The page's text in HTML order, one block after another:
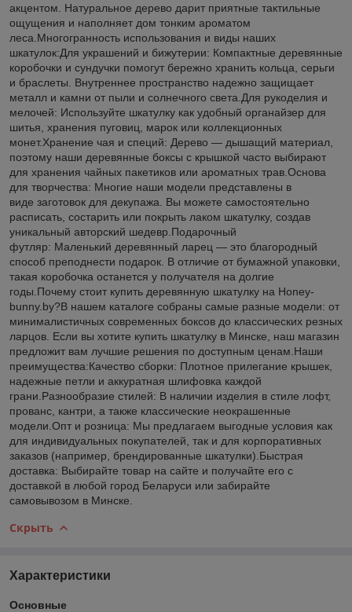
акцентом. Натуральное дерево дарит приятные тактильные
ощущения и наполняет дом тонким ароматом
леса.Многогранность использования и виды наших
шкатулок:Для украшений и бижутерии: Компактные деревянные
коробочки и сундучки помогут бережно хранить кольца, серьги
и браслеты. Внутреннее пространство надежно защищает
металл и камни от пыли и солнечного света.Для рукоделия и
мелочей: Используйте шкатулку как удобный органайзер для
шитья, хранения пуговиц, марок или коллекционных
монет.Хранение чая и специй: Дерево — дышащий материал,
поэтому наши деревянные боксы с крышкой часто выбирают
для хранения чайных пакетиков или ароматных трав.Основа
для творчества: Многие наши модели представлены в
виде заготовок для декупажа. Вы можете самостоятельно
расписать, состарить или покрыть лаком шкатулку, создав
уникальный авторский шедевр.Подарочный
футляр: Маленький деревянный ларец — это благородный
способ преподнести подарок. В отличие от бумажной упаковки,
такая коробочка останется у получателя на долгие
годы.Почему стоит купить деревянную шкатулку на Honey-
bunny.by?В нашем каталоге собраны самые разные модели: от
минималистичных современных боксов до классических резных
ларцов. Если вы хотите купить шкатулку в Минске, наш магазин
предложит вам лучшие решения по доступным ценам.Наши
преимущества:Качество сборки: Плотное прилегание крышек,
надежные петли и аккуратная шлифовка каждой
грани.Разнообразие стилей: В наличии изделия в стиле лофт,
прованс, кантри, а также классические неокрашенные
модели.Опт и розница: Мы предлагаем выгодные условия как
для индивидуальных покупателей, так и для корпоративных
заказов (например, брендированные шкатулки).Быстрая
доставка: Выбирайте товар на сайте и получайте его с
доставкой в любой город Беларуси или забирайте
самовывозом в Минске.
Скрыть
Характеристики
Основные